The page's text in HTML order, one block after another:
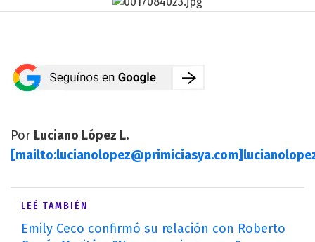
Por Luciano López L.
[mailto:lucianolopez@primiciasya.com]
LEÉ TAMBIÉN
Emily Ceco confirmó su relación con Roberto